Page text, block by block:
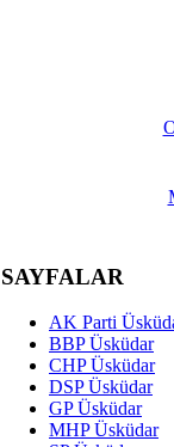
Dünya Fani,
SAYFALAR
AK Parti
BBP Üsküdar
CHP Üsküdar
DSP Üsküdar
GP Üsküdar
MHP Üsküdar